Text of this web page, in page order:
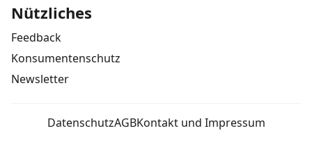
Nützliches
Feedback
Konsumentenschutz
Newsletter
DatenschutzAGBKontakt und Impressum